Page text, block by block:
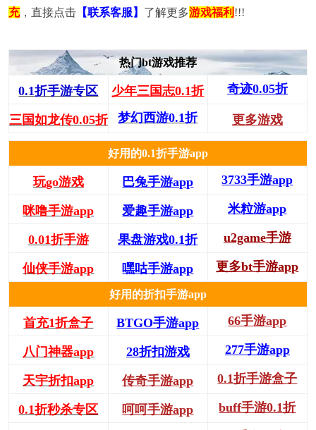
充，直接点击【联系客服】 了解更多游戏福利 !!!
热门bt游戏推荐
0.1折手游专区 少年三国志0.1折 奇迹0.05折
三国如龙传0.05折 梦幻西游0.1折 更多游戏
好用的0.1折手游app
玩go游戏 巴兔手游app 3733手游app
咪噜手游app 爱趣手游app 米粒游app
0.01折手游 果盘游戏0.1折 u2game手游
仙侠手游app 嘿咕手游app 更多bt手游app
好用的折扣手游app
首充1折盒子 BTGO手游app 66手游app
八门神器app 28折扣游戏 277手游app
天宇折扣app 传奇手游app 0.1折手游盒子
0.1折秒杀专区 呵呵手游app buff手游0.1折